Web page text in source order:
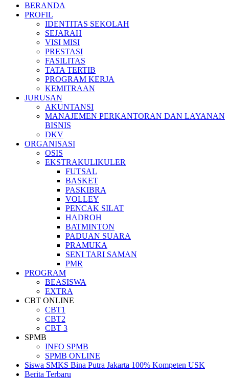
BERANDA
PROFIL
IDENTITAS SEKOLAH
SEJARAH
VISI MISI
PRESTASI
FASILITAS
TATA TERTIB
PROGRAM KERJA
KEMITRAAN
JURUSAN
AKUNTANSI
MANAJEMEN PERKANTORAN DAN LAYANAN
BISNIS
DKV
ORGANISASI
OSIS
EKSTRAKULIKULER
FUTSAL
BASKET
PASKIBRA
VOLLEY
PENCAK SILAT
HADROH
BATMINTON
PADUAN SUARA
PRAMUKA
SENI TARI SAMAN
PMR
PROGRAM
BEASISWA
EXTRA
CBT ONLINE
CBT1
CBT2
CBT 3
SPMB
INFO SPMB
SPMB ONLINE
Siswa SMKS Bina Putra Jakarta 100% Kompeten USK
Berita Terbaru